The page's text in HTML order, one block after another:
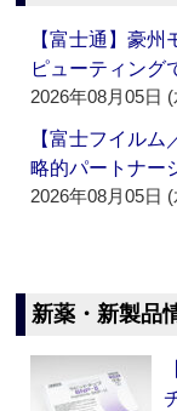
【富士通】豪
ピューティング
2026年08月05日 (
【富士フイル
略的パートナー
2026年08月05日 (
新薬・新製品